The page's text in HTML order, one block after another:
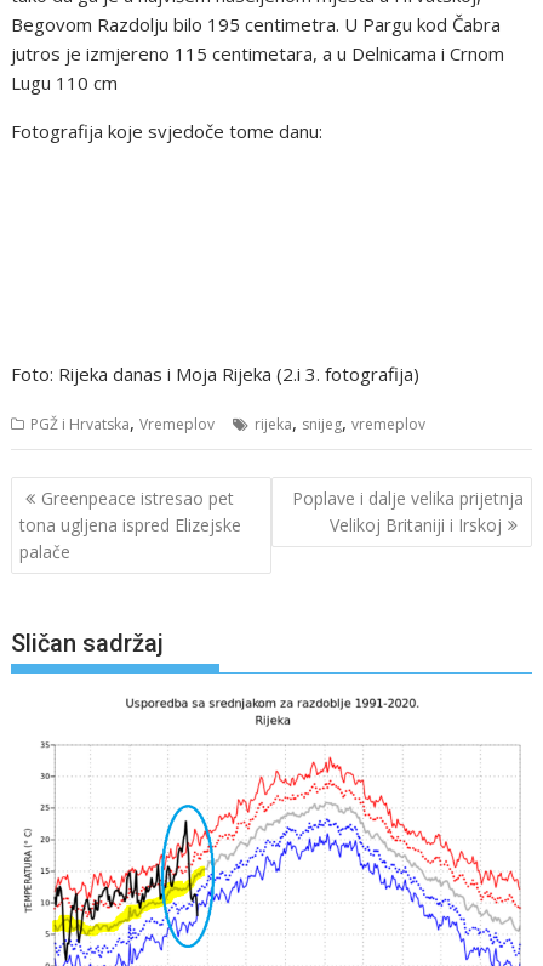
Begovom Razdolju bilo 195 centimetra. U Pargu kod Čabra
jutros je izmjereno 115 centimetara, a u Delnicama i Crnom
Lugu 110 cm
Fotografija koje svjedoče tome danu:
Foto: Rijeka danas i Moja Rijeka (2.i 3. fotografija)
PGŽ i Hrvatska,Vremeplov rijeka, snijeg,vremeplov
Navigacija
objava
Greenpeace istresao pet
tona ugljena ispred Elizejske
palače
Poplave i dalje velika prijetnja
Velikoj Britaniji i Irskoj
Sličan sadržaj